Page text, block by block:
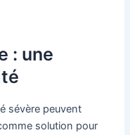
: une
sévère peuvent
solution pour